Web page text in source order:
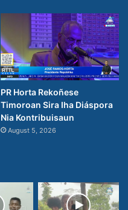
PR Horta Rekoñese
Timoroan Sira Iha Diáspora
Nia Kontribuisaun
August 5, 2026